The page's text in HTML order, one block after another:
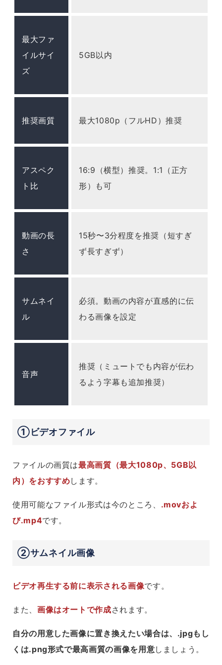
最大ファ
イルサイ
ズ
5GB以内
推奨画質 最大1080p（フルHD）推奨
アスペク
ト比
16:9（横型）推奨。1:1（正方
形）も可
動画の長
さ
15秒〜3分程度を推奨（短すぎ
ず長すぎず）
サムネイ
ル
必須。動画の内容が直感的に伝
わる画像を設定
音声
推奨（ミュートでも内容が伝わ
るよう字幕も追加推奨）
①ビデオファイル
ファイルの画質は最高画質（最大1080p、5GB以
内）をおすすめします。
使用可能なファイル形式は今のところ、 .movおよ
び.mp4です。
②サムネイル画像
ビデオ再生する前に表示される画像です。
また、 画像はオートで作成されます。
自分の用意した画像に置き換えたい場合は、.jpgもし
くは.png形式で最高画質の画像を用意しましょう。